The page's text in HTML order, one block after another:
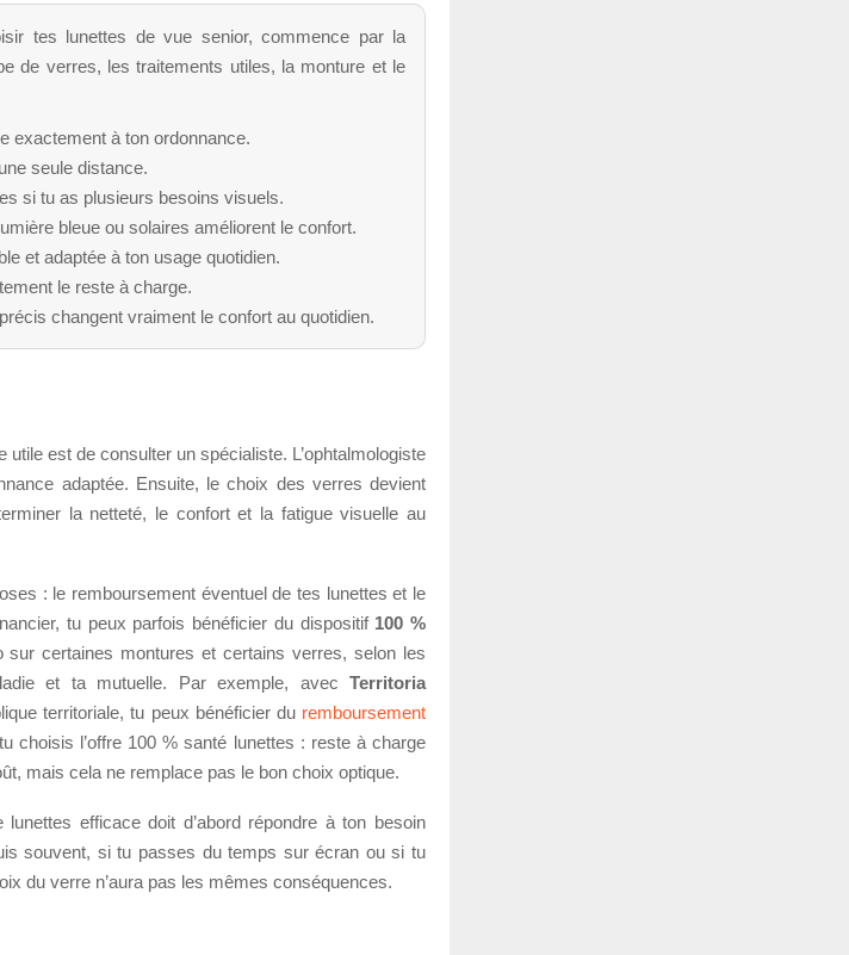
tes lunettes de vue senior, commence par la
de verres, les traitements utiles, la monture et le
exactement à ton ordonnance.
seule distance.
si tu as plusieurs besoins visuels.
bleue ou solaires améliorent le confort.
et adaptée à ton usage quotidien.
le reste à charge.
changent vraiment le confort au quotidien.
est de consulter un spécialiste. L’ophtalmologiste
adaptée. Ensuite, le choix des verres devient
la netteté, le confort et la fatigue visuelle au
: le remboursement éventuel de tes lunettes et le
tu peux parfois bénéficier du dispositif 100 %
certaines montures et certains verres, selon les
et ta mutuelle. Par exemple, avec Territoria
territoriale, tu peux bénéficier du remboursement
choisis l’offre 100 % santé lunettes : reste à charge
mais cela ne remplace pas le bon choix optique.
lunettes efficace doit d’abord répondre à ton besoin
souvent, si tu passes du temps sur écran ou si tu
du verre n’aura pas les mêmes conséquences.